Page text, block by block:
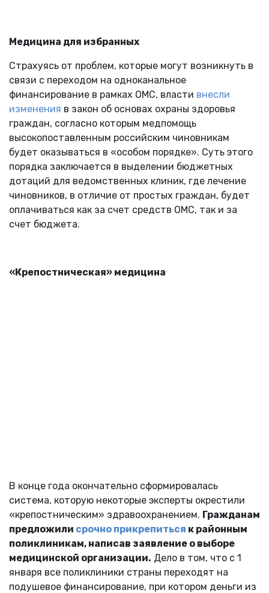
Медицина для избранных
Страхуясь от проблем, которые могут возникнуть в
связи с переходом на одноканальное
финансирование в рамках ОМС, власти внесли
изменения в закон об основах охраны здоровья
граждан, согласно которым медпомощь
высокопоставленным российским чиновникам
будет оказываться в «особом порядке». Суть этого
порядка заключается в выделении бюджетных
дотаций для ведомственных клиник, где лечение
чиновников, в отличие от простых граждан, будет
оплачиваться как за счет средств ОМС, так и за
счет бюджета.
«Крепостническая» медицина
В конце года окончательно сформировалась
система, которую некоторые эксперты окрестили
«крепостническим» здравоохранением. Гражданам
предложили срочно прикрепиться к районным
поликлиникам, написав заявление о выборе
медицинской организации. Дело в том, что с 1
января все поликлиники страны переходят на
подушевое финансирование, при котором деньги из